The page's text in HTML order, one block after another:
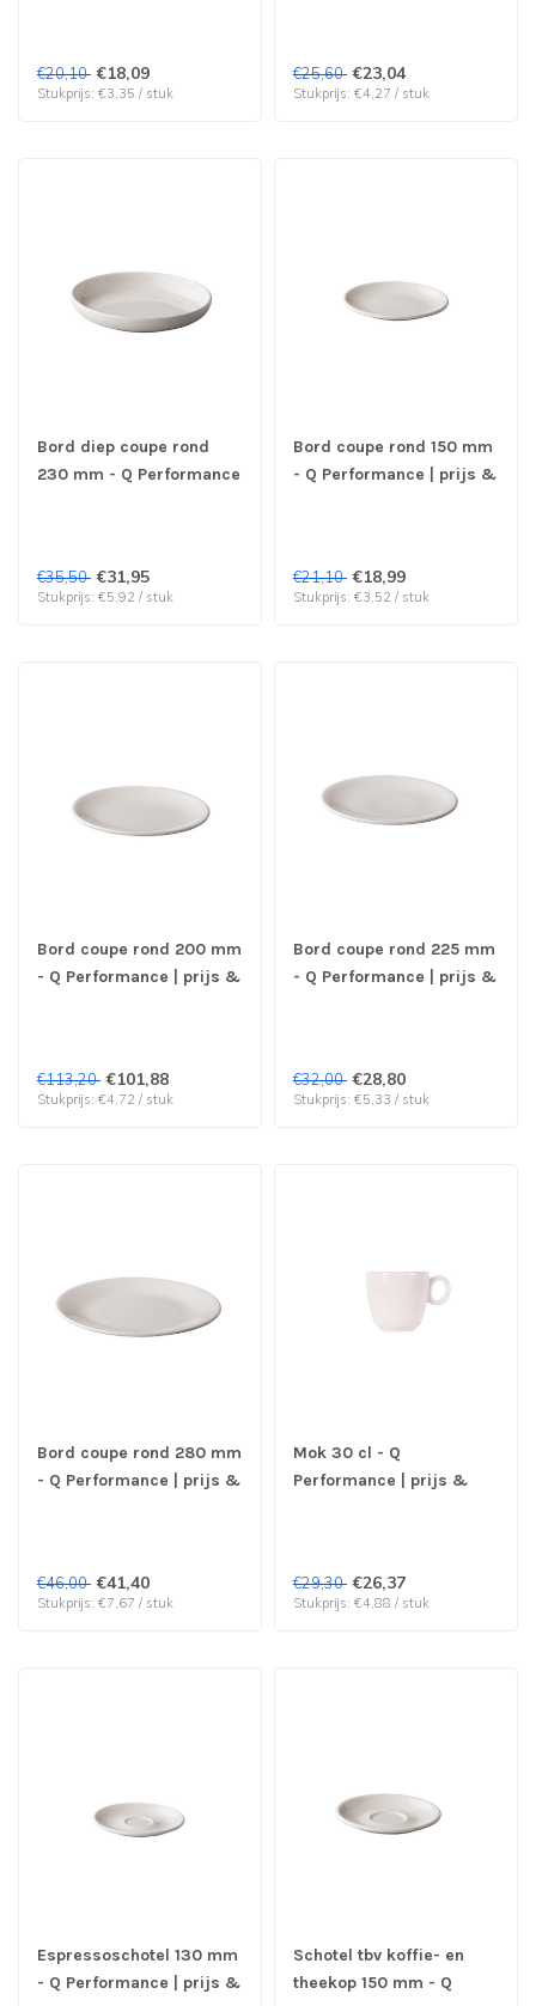
€20,10 €18,09
Stukprijs: €3,35 / stuk
€25,60 €23,04
Stukprijs: €4,27 / stuk
Bord diep coupe rond
230 mm - Q Performance
€35,50 €31,95
Stukprijs: €5,92 / stuk
Bord coupe rond 150 mm
- Q Performance | prijs &
€21,10 €18,99
Stukprijs: €3,52 / stuk
Bord coupe rond 200 mm
- Q Performance | prijs &
€113,20 €101,88
Stukprijs: €4,72 / stuk
Bord coupe rond 225 mm
- Q Performance | prijs &
€32,00 €28,80
Stukprijs: €5,33 / stuk
Bord coupe rond 280 mm
- Q Performance | prijs &
€46,00 €41,40
Stukprijs: €7,67 / stuk
Mok 30 cl - Q
Performance | prijs &
€29,30 €26,37
Stukprijs: €4,88 / stuk
Espressoschotel 130 mm
- Q Performance | prijs &
Schotel tbv koffie- en
theekop 150 mm - Q